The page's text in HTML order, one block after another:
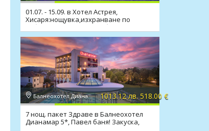
01.07. - 15.09. в Хотел Астрея,
Хисаря:нощувка,изхранване по
избор,релакс зона,мин. басейн
Балнеохотел Дианамар 5*, Павел баня 1013.12 лв. 518.00 €
7 нощ. пакет Здраве в Балнеохотел
Дианамар 5*, Павел баня! Закуска,